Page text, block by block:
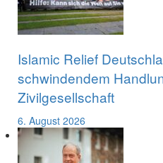
Islamic Relief
schwindendem
Zivilgesellschaft
6. August 2026